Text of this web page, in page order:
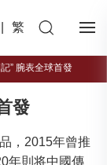
繁
” 腕表全球首發
發
，2015年曾推
年則将中國傳